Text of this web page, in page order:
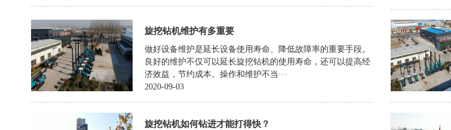
旋挖钻机维护有多重要
做好设备维护是延长设备使用寿命、降低故障率的重要手段。
良好的维护不仅可以延长旋挖钻机的使用寿命，还可以提高经
济效益，节约成本。操作和维护不当···
2020-09-03
旋挖钻机如何钻进才能打得快？